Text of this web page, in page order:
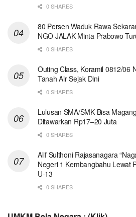
0 SHARES
80 Persen Waduk Rawa
NGO JALAK Minta Prabowo
0 SHARES
Outing Class, Koramil 0812/06
Tanah Air Sejak Dini
0 SHARES
Lulusan SMA/SMK Bisa
Ditawarkan Rp17–20 Juta
0 SHARES
Alif Sulthoni Rajasanagara
Negeri 1 Kembangbahu Lewat
U-13
0 SHARES